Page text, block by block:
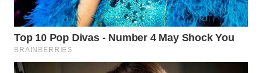
INFRASTRUKTUR
WAHANA
KONSUMEN